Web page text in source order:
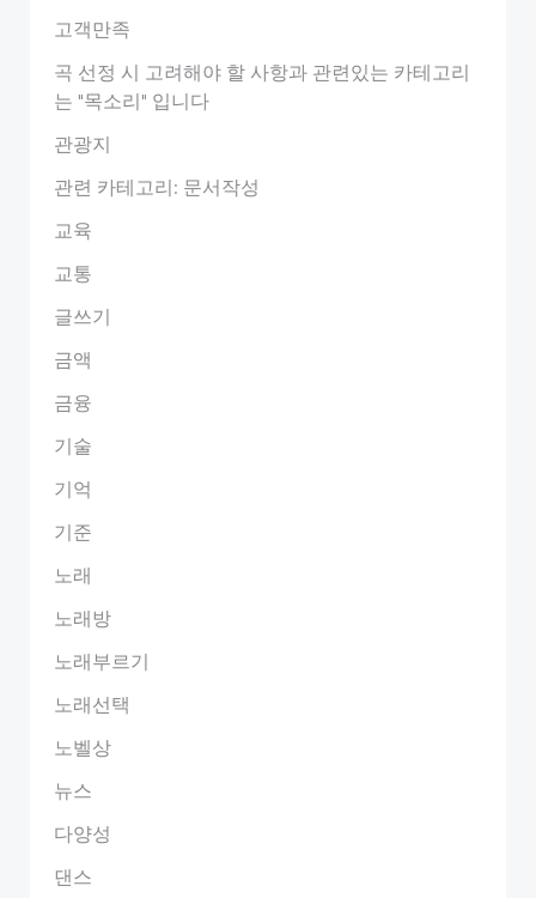
고객만족
곡 선정 시 고려해야 할 사항과 관련있는 카테고리
는 "목소리" 입니다
관광지
관련 카테고리: 문서작성
교육
교통
글쓰기
금액
금융
기술
기억
기준
노래
노래방
노래부르기
노래선택
노벨상
뉴스
다양성
댄스